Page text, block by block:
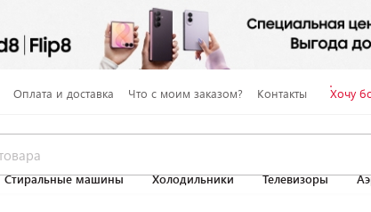
Оплата и доставка Что с моим заказом? Контакты Хочу
Стиральные машины Холодильники Телевизоры